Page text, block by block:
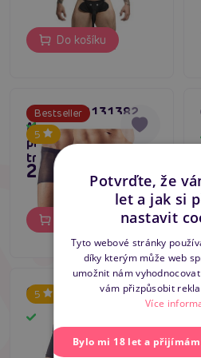
Do košíku
Bestseller
5
Cottelli C2131382
Men’s Pants 2pcs,
průhledné pánské
trenky
Skladem
249 Kč
5
Cottelli C2130181
Potvrďte, že
let a jak si
nastavit
Tyto webové stránky
díky kterým může web
umožnit nám
vám přizpůsobit
Více
Bylo mi 18 let a